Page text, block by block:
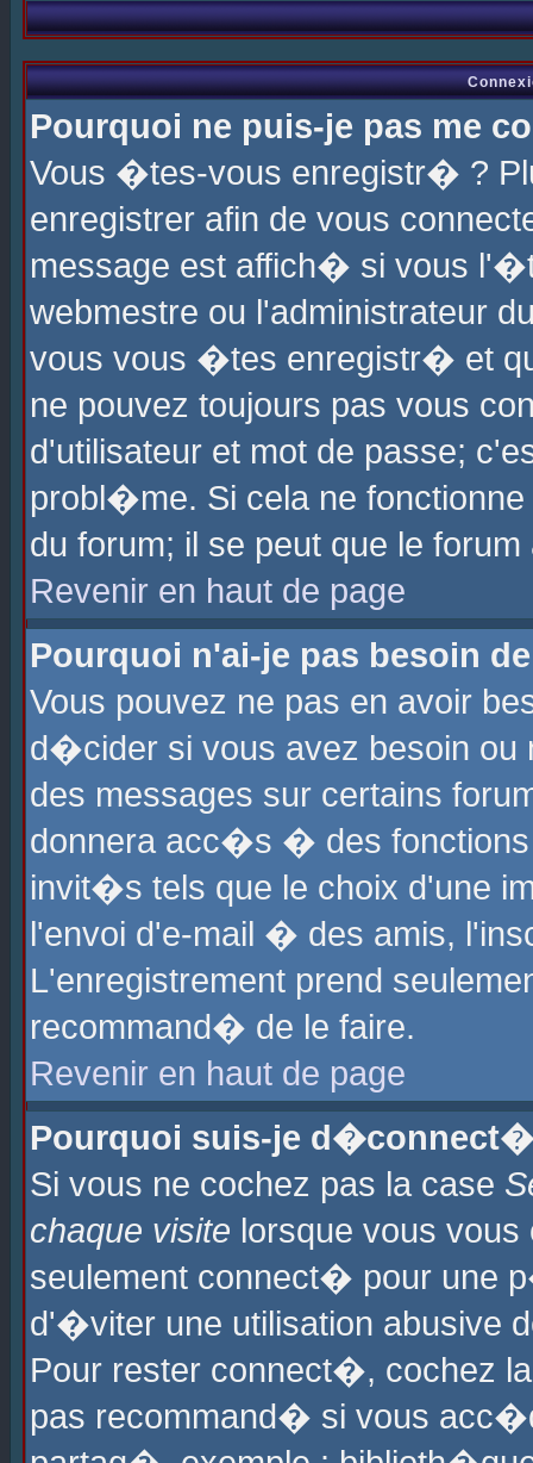
Pourquoi ne puis-je pas me
Vous �tes-vous enregistr� ?
enregistrer afin de vous
message est affich� si vous
webmestre ou l'administrateur
vous vous �tes enregistr� et
ne pouvez toujours pas vous
d'utilisateur et mot de passe;
probl�me. Si cela ne
du forum; il se peut que le
Revenir en haut de page
Pourquoi n'ai-je pas besoin
Vous pouvez ne pas en avoir
d�cider si vous avez besoin ou
des messages sur certains
donnera acc�s � des fonctions
invit�s tels que le choix d'une
l'envoi d'e-mail � des amis,
L'enregistrement prend
recommand� de le faire.
Revenir en haut de page
Pourquoi suis-je
Si vous ne cochez pas la case
chaque visite lorsque vous
seulement connect� pour une
d'�viter une utilisation abusive
Pour rester connect�, cochez
pas recommand� si vous